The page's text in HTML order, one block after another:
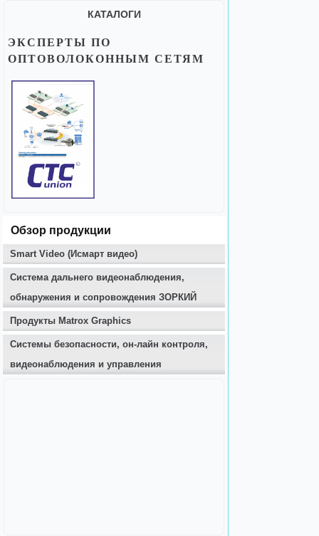
КАТАЛОГИ
ЭКСПЕРТЫ ПО
ОПТОВОЛОКОННЫМ СЕТЯМ
Обзор продукции
Smart Video (Исмарт видео)
Система дальнего видеонаблюдения,
обнаружения и сопровождения ЗОРКИЙ
Продукты Matrox Graphics
Системы безопасности, он-лайн контроля,
видеонаблюдения и управления